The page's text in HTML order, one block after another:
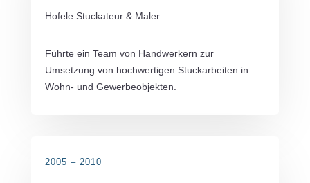
Hofele Stuckateur & Maler
Führte ein Team von Handwerkern zur
Umsetzung von hochwertigen Stuckarbeiten in
Wohn- und Gewerbeobjekten.
2005 – 2010